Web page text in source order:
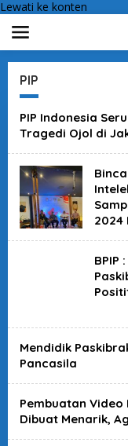
Lewati ke konten
PIP
PIP Indonesia
Tragedi Ojol di
2024
BPIP
Mendidik
Pancasila
Pembuatan Video
Dibuat Menarik,